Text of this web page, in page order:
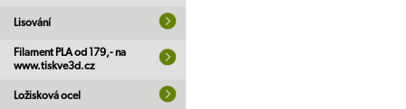
Lisování
Filament PLA od 179,- na
www.tiskve3d.cz
Ložisková ocel